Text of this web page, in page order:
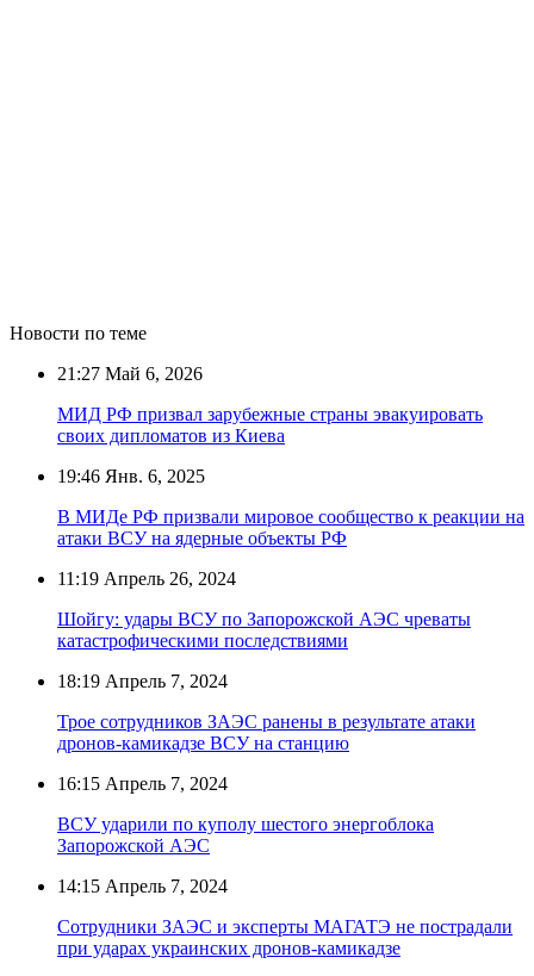
Новости по теме
21:27 Май 6, 2026
МИД РФ призвал зарубежные страны эвакуировать
своих дипломатов из Киева
19:46 Янв. 6, 2025
В МИДе РФ призвали мировое сообщество к реакции на
атаки ВСУ на ядерные объекты РФ
11:19 Апрель 26, 2024
Шойгу: удары ВСУ по Запорожской АЭС чреваты
катастрофическими последствиями
18:19 Апрель 7, 2024
Трое сотрудников ЗАЭС ранены в результате атаки
дронов-камикадзе ВСУ на станцию
16:15 Апрель 7, 2024
ВСУ ударили по куполу шестого энергоблока
Запорожской АЭС
14:15 Апрель 7, 2024
Сотрудники ЗАЭС и эксперты МАГАТЭ не пострадали
при ударах украинских дронов-камикадзе